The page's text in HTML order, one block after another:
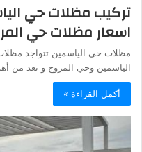
تركيب مظلات حي
اسعار مظلات حي
مظلات حي الياسمين تتواجد
الياسمين وحي المروج و تعد من
أكمل القراءة »